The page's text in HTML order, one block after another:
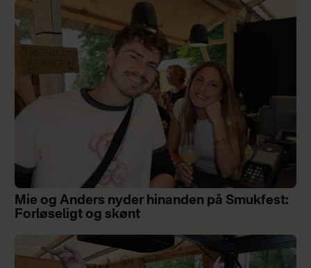
Mie og Anders nyder hinanden på Smukfest:
Forløseligt og skønt